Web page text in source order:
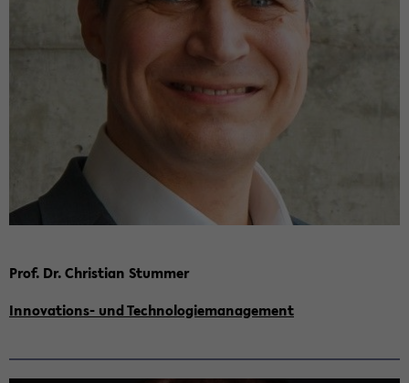
Prof. Dr. Chris­ti­an Stum­mer
Innovations-​ und Tech­no­lo­gie­ma­nage­ment